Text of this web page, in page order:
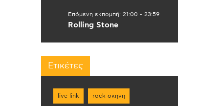
Επόμενη εκπομπή: 21:00 - 23:59
Rolling Stone
Ετικέτες
live link rock σκηνη